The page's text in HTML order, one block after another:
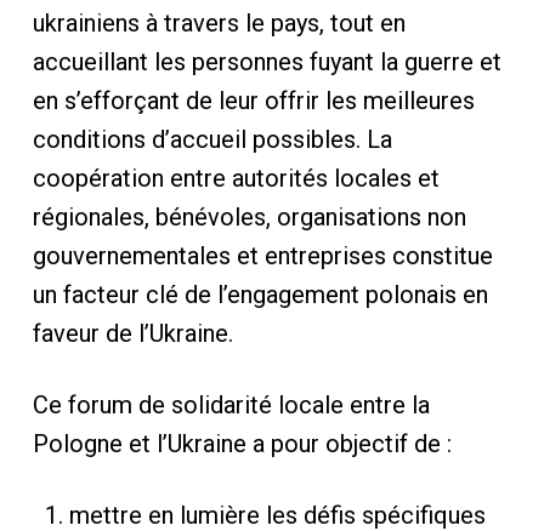
ukrainiens à travers le pays, tout en
accueillant les personnes fuyant la guerre et
en s’efforçant de leur offrir les meilleures
conditions d’accueil possibles. La
coopération entre autorités locales et
régionales, bénévoles, organisations non
gouvernementales et entreprises constitue
un facteur clé de l’engagement polonais en
faveur de l’Ukraine.
Ce forum de solidarité locale entre la
Pologne et l’Ukraine a pour objectif de :
mettre en lumière les défis spécifiques